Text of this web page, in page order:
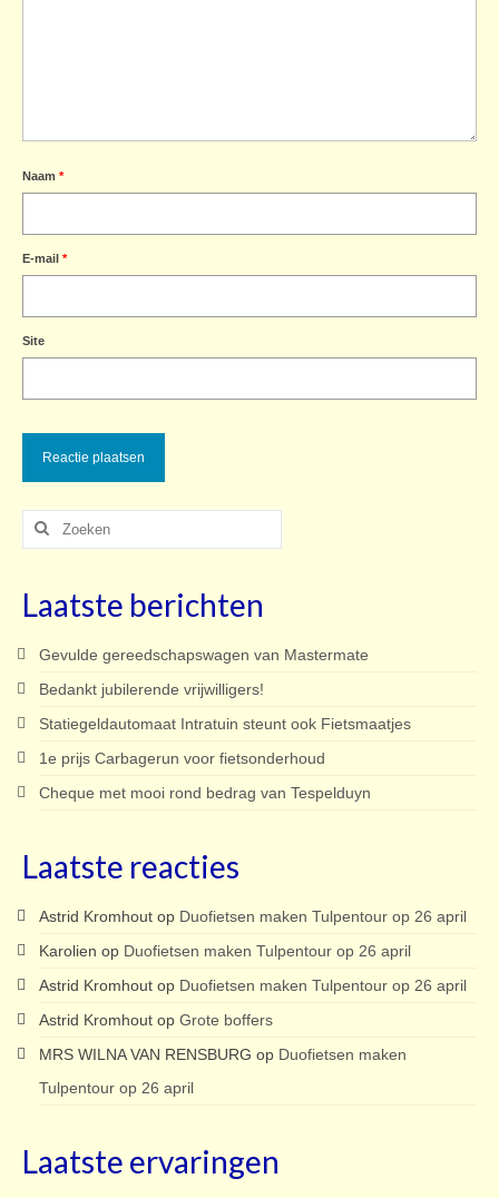
Naam *
E-mail *
Site
Zoeken
Laatste berichten
Gevulde gereedschapswagen van Mastermate
Bedankt jubilerende vrijwilligers!
Statiegeldautomaat Intratuin steunt ook Fietsmaatjes
1e prijs Carbagerun voor fietsonderhoud
Cheque met mooi rond bedrag van Tespelduyn
Laatste reacties
Astrid Kromhout op Duofietsen maken Tulpentour op 26 april
Karolien op Duofietsen maken Tulpentour op 26 april
Astrid Kromhout op Duofietsen maken Tulpentour op 26 april
Astrid Kromhout op Grote boffers
MRS WILNA VAN RENSBURG op Duofietsen maken
Tulpentour op 26 april
Laatste ervaringen